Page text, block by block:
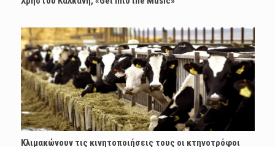
Κλιμακώνουν τις κινητοποιήσεις τους οι κτηνοτρόφοι